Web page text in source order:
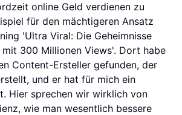
online Geld verdienen zu
für den mächtigeren Ansatz
'Ultra Viral: Die Geheimnisse
300 Millionen Views'. Dort habe
Content-Ersteller gefunden, der
und er hat für mich ein
Hier sprechen wir wirklich von
wie man wesentlich bessere